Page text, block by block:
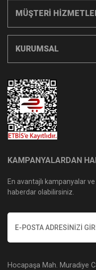
MÜŞTERİ
KURUMSAL
KAMPANYALARDAN
En avantajlı kampanyalar
haberdar olabilirsiniz.
Hocapaşa Mah. Muradiye